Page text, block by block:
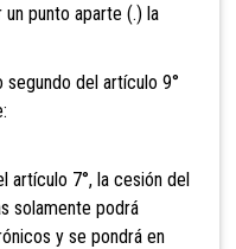
punto aparte (.) la
del artículo 9°
artículo 7°, la cesión del
solamente podrá
y se pondrá en